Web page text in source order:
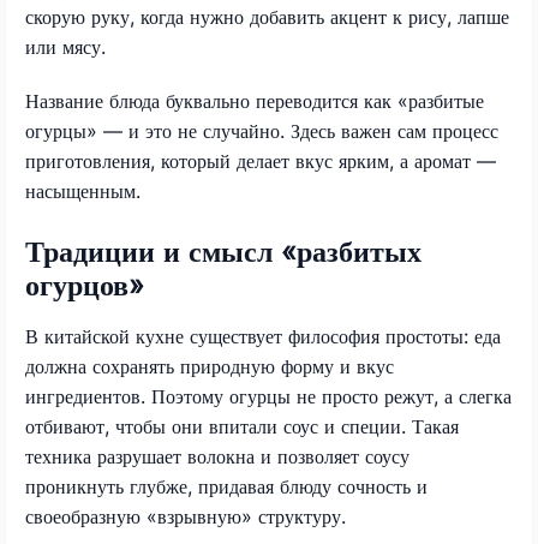
скорую руку, когда нужно добавить акцент к рису, лапше
или мясу.
Название блюда буквально переводится как «разбитые
огурцы» — и это не случайно. Здесь важен сам процесс
приготовления, который делает вкус ярким, а аромат —
насыщенным.
Традиции и смысл «разбитых
огурцов»
В китайской кухне существует философия простоты: еда
должна сохранять природную форму и вкус
ингредиентов. Поэтому огурцы не просто режут, а слегка
отбивают, чтобы они впитали соус и специи. Такая
техника разрушает волокна и позволяет соусу
проникнуть глубже, придавая блюду сочность и
своеобразную «взрывную» структуру.